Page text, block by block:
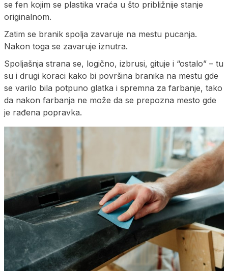
se fen kojim se plastika vraća u što približnije stanje
originalnom.
Zatim se branik spolja zavaruje na mestu pucanja.
Nakon toga se zavaruje iznutra.
Spoljašnja strana se, logično, izbrusi, gituje i “ostalo” – tu
su i drugi koraci kako bi površina branika na mestu gde
se varilo bila potpuno glatka i spremna za farbanje, tako
da nakon farbanja ne može da se prepozna mesto gde
je rađena popravka.